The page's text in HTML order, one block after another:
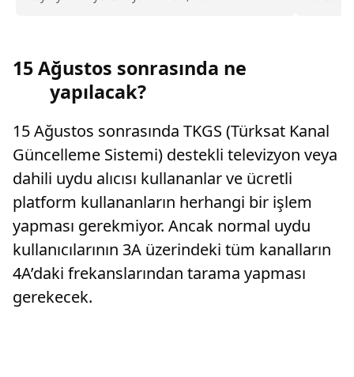
15 Ağustos sonrasında ne
yapılacak?
15 Ağustos sonrasında TKGS (Türksat Kanal
Güncelleme Sistemi) destekli televizyon veya
dahili uydu alıcısı kullananlar ve ücretli
platform kullananların herhangi bir işlem
yapması gerekmiyor. Ancak normal uydu
kullanıcılarının 3A üzerindeki tüm kanalların
4A’daki frekanslarından tarama yapması
gerekecek.